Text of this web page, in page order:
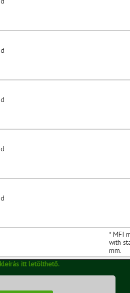
* MFI
with
mm.
itt letölthető.